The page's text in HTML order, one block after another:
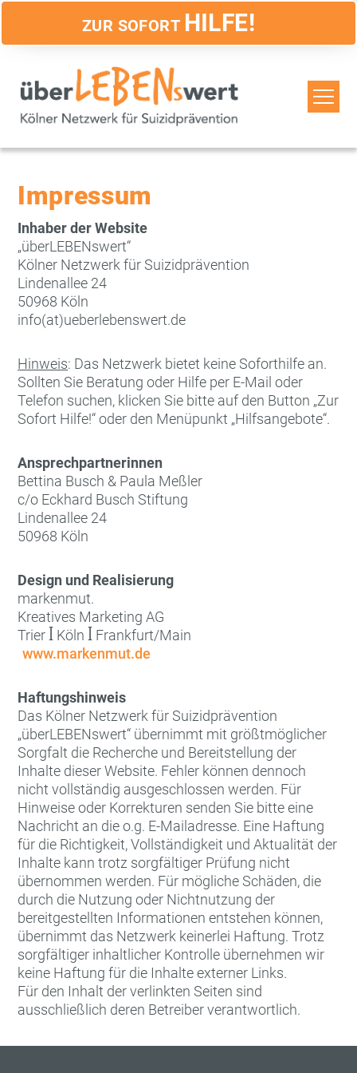
ZUR SOFORT HILFE!
Impressum
Inhaber der Website
„überLEBENswert“
Kölner Netzwerk für Suizidprävention
Lindenallee 24
50968 Köln
info(at)ueberlebenswert.de
Hinweis: Das Netzwerk bietet keine Soforthilfe an.
Sollten Sie Beratung oder Hilfe per E-Mail oder
Telefon suchen, klicken Sie bitte auf den Button „Zur
Sofort Hilfe!“ oder den Menüpunkt „Hilfsangebote“.
Ansprechpartnerinnen
Bettina Busch & Paula Meßler
c/o Eckhard Busch Stiftung
Lindenallee 24
50968 Köln
Design und Realisierung
markenmut.
Kreatives Marketing AG
Trier ꟾ Köln ꟾ Frankfurt/Main
www.markenmut.de
Haftungshinweis
Das Kölner Netzwerk für Suizidprävention
„überLEBENswert“ übernimmt mit größtmöglicher
Sorgfalt die Recherche und Bereitstellung der
Inhalte dieser Website. Fehler können dennoch
nicht vollständig ausgeschlossen werden. Für
Hinweise oder Korrekturen senden Sie bitte eine
Nachricht an die o.g. E-Mailadresse. Eine Haftung
für die Richtigkeit, Vollständigkeit und Aktualität der
Inhalte kann trotz sorgfältiger Prüfung nicht
übernommen werden. Für mögliche Schäden, die
durch die Nutzung oder Nichtnutzung der
bereitgestellten Informationen entstehen können,
übernimmt das Netzwerk keinerlei Haftung. Trotz
sorgfältiger inhaltlicher Kontrolle übernehmen wir
keine Haftung für die Inhalte externer Links.
Für den Inhalt der verlinkten Seiten sind
ausschließlich deren Betreiber verantwortlich.